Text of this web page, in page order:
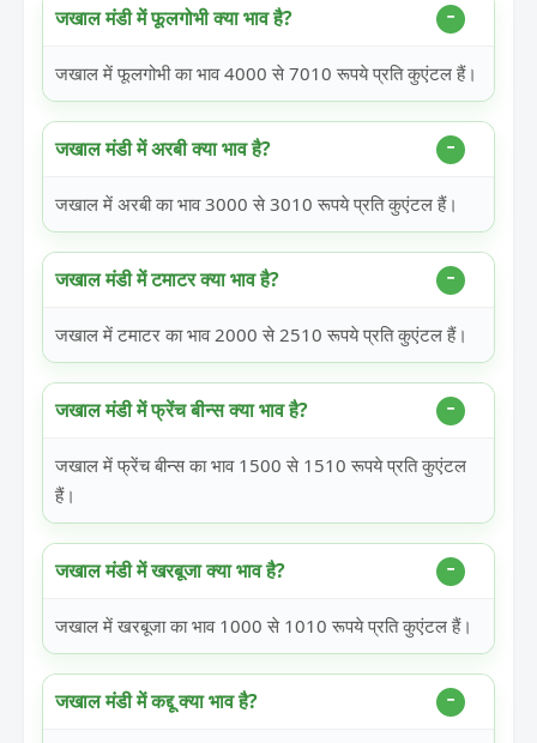
जखाल मंडी में फूलगोभी क्या भाव है?
जखाल में फूलगोभी का भाव 4000 से 7010 रूपये प्रति कुएंटल हैं।
जखाल मंडी में अरबी क्या भाव है?
जखाल में अरबी का भाव 3000 से 3010 रूपये प्रति कुएंटल हैं।
जखाल मंडी में टमाटर क्या भाव है?
जखाल में टमाटर का भाव 2000 से 2510 रूपये प्रति कुएंटल हैं।
जखाल मंडी में फ्रेंच बीन्स क्या भाव है?
जखाल में फ्रेंच बीन्स का भाव 1500 से 1510 रूपये प्रति कुएंटल
हैं।
जखाल मंडी में खरबूजा क्या भाव है?
जखाल में खरबूजा का भाव 1000 से 1010 रूपये प्रति कुएंटल हैं।
जखाल मंडी में कद्दू क्या भाव है?